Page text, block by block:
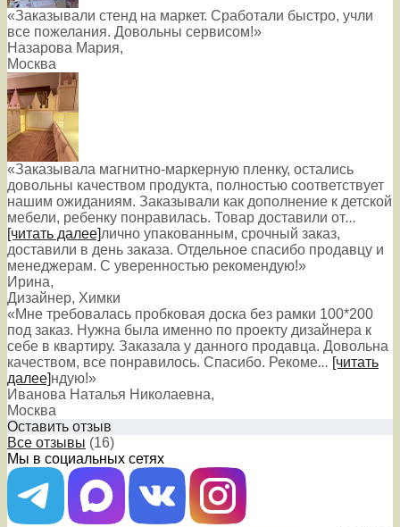
«Заказывали стенд на маркет. Сработали быстро, учли
все пожелания. Довольны сервисом!»
Назарова Мария,
Москва
«Заказывала магнитно-маркерную пленку, остались
довольны качеством продукта, полностью соответствует
нашим ожиданиям. Заказывали как дополнение к детской
мебели, ребенку понравилась. Товар доставили от...
[читать далее]лично упакованным, срочный заказ,
доставили в день заказа. Отдельное спасибо продавцу и
менеджерам. С уверенностью рекомендую!»
Ирина,
Дизайнер, Химки
«Мне требовалась пробковая доска без рамки 100*200
под заказ. Нужна была именно по проекту дизайнера к
себе в квартиру. Заказала у данного продавца. Довольна
качеством, все понравилось. Спасибо. Рекоме... [читать
далее]ндую!»
Иванова Наталья Николаевна,
Москва
Оставить отзыв
Все отзывы (16)
Мы в социальных сетях